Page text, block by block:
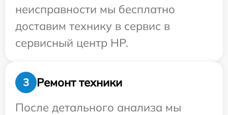
неисправности мы бесплатно
доставим технику в сервис в
сервисный центр HP.
3
Ремонт техники
После детального анализа мы